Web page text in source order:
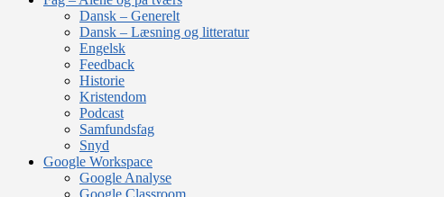
Dansk – Generelt
Dansk – Læsning og litteratur
Engelsk
Feedback
Historie
Kristendom
Podcast
Samfundsfag
Snyd
Google Workspace
Google Analyse
Google Classroom